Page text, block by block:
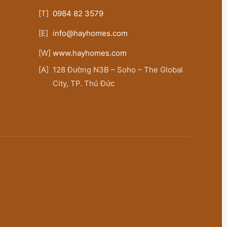
[T] 0984 82 3579
[E] info@hayhomes.com
[W] www.hayhomes.com
[A] 128 Đường N3B – Soho – The Global
City, TP. Thủ Đức